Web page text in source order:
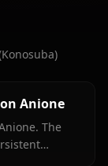
Anione
The